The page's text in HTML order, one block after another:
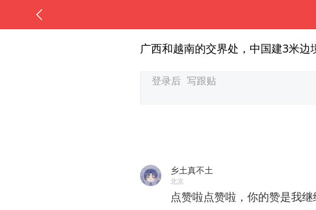
广西和越南的交界处，中国建3米边
乡土真不土
北京
点赞啦点赞啦，你的赞是我